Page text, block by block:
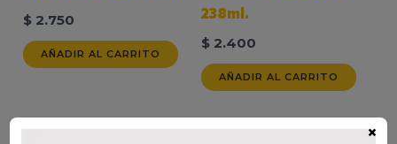
$ 2.750
AÑADIR AL CARRITO
238ml.
$2.400
AÑADIR AL CARRITO
×